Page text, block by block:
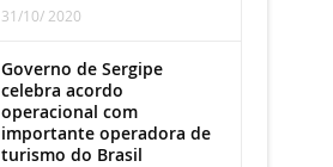
31/10/ 2020
Governo de Sergipe
celebra acordo
operacional com
importante operadora de
turismo do Brasil